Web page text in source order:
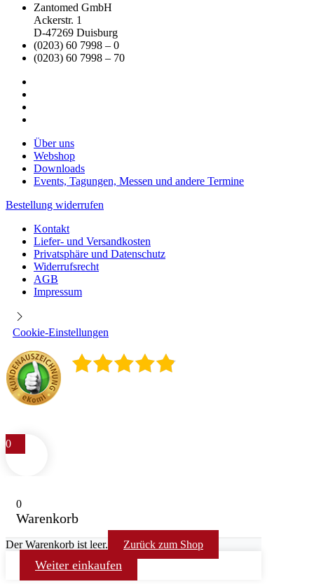
Zantomed GmbH
Ackerstr. 1
D-47269 Duisburg
(0203) 60 7998 – 0
(0203) 60 7998 – 70
Über uns
Webshop
Downloads
Events, Tagungen, Messen und andere Termine
Bestellung widerrufen
Kontakt
Liefer- und Versandkosten
Privatsphäre und Datenschutz
Widerrufsrecht
AGB
Impressum
Cookie-Einstellungen
0
0
Warenkorb
Der Warenkorb ist leer. Zurück zum Shop
Weiter einkaufen